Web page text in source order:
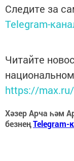
Следите за
Telegram-
Читайте
https://
Хәзер Арча һәм
безнеңTelegram-